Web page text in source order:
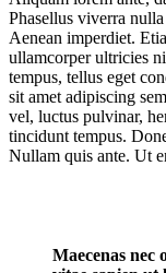
Phasellus viverra
Aenean imperdiet.
ullamcorper ultricies
tempus, tellus eget
sit amet adipiscing
vel, luctus pulvinar,
tincidunt tempus.
Nullam quis ante. Ut
Maecenas nec